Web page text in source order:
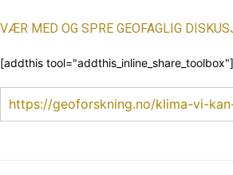
VÆR MED OG SPRE GEOFAGLIG
[addthis tool="addthis_inline_share_toolbox"]
https://geoforskning.no/klima-vi-